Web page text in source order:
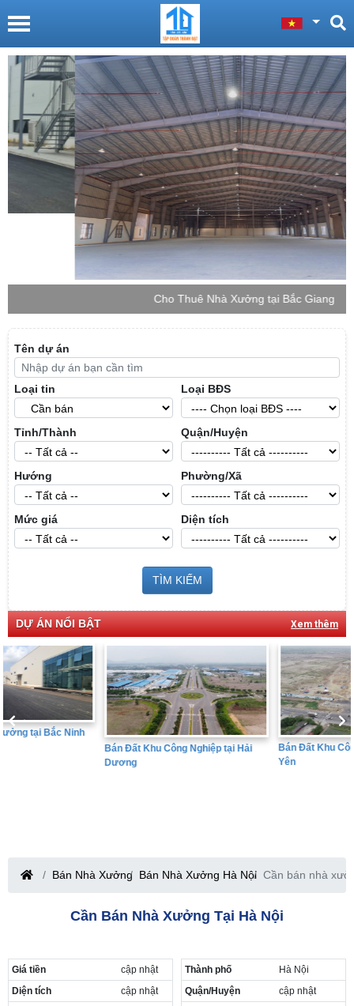
Cho Thuê Nhà Xưởng tại Bắc Giang
Tên dự án
Loại tin Loại BĐS
Tỉnh/Thành Quận/Huyện
Hướng Phường/Xã
Mức giá Diện tích
TÌM KIẾM
DỰ ÁN NỔI BẬT Xem thêm
Bán Đất Khu Công Nghiệp tại Hải
Bán Đất Khu Công Nghiệp tại Hưng
Bán Nhà Xưởng Bán Nhà Xưởng Hà Nội Cần bán nhà
Cần Bán Nhà Xưởng Tại Hà Nội
Giá tiền
cập nhật
Diện tích
cập nhật
Thành phố
Hà Nội
Quận/Huyện
cập nhật